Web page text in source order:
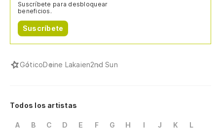
Suscríbete para desbloquear
beneficios.
Suscríbete
GóticoDeine Lakaien2nd Sun
Todos los artistas
A B C D E F G H I J K
L